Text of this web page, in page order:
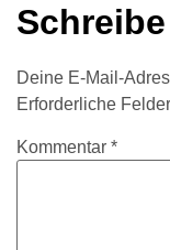
Deine E-Mail-
Erforderliche
Kommentar *